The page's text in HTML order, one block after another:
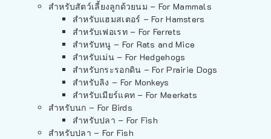
สำหรับสัตว์เลี้ยงลูกด้วยนม – For Mammals
สำหรับแฮมสเตอร์ – For Hamsters
สำหรับเฟอเรท – For Ferrets
สำหรับหนู – For Rats and Mice
สำหรับเม่น – For Hedgehogs
สำหรับกระรอกดิน – For Prairie Dogs
สำหรับลิง – For Monkeys
สำหรับเมียร์แคท – For Meerkats
สำหรับนก – For Birds
สำหรับปลา – For Fish
สำหรับปลา – For Fish